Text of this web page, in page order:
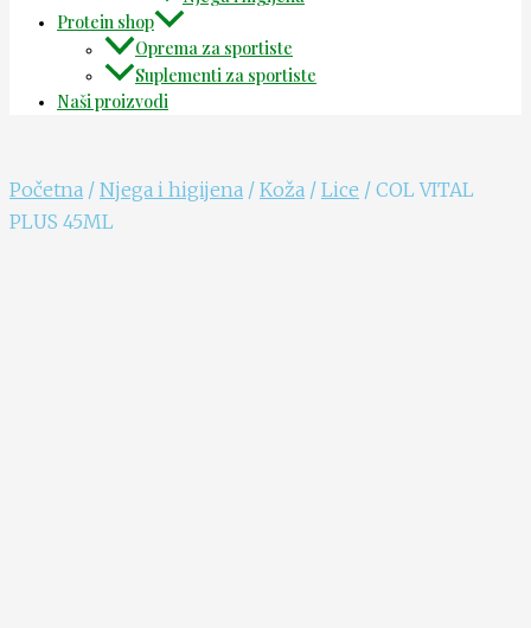
Protein shop
Oprema za sportiste
Suplementi za sportiste
Naši proizvodi
Početna / Njega i higijena / Koža / Lice / COL VITAL
PLUS 45ML